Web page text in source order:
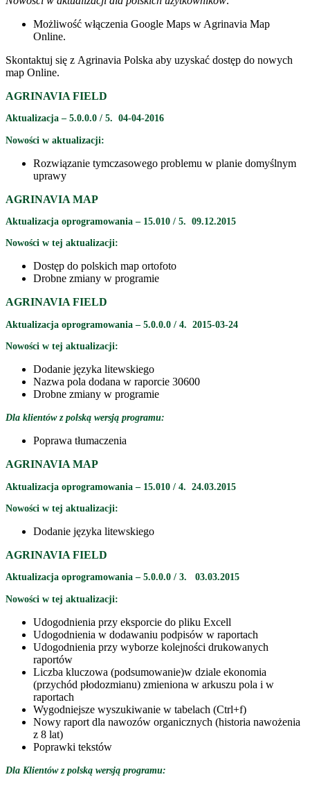
Możliwość włączenia Google Maps w Agrinavia Map
Online.
Skontaktuj się z Agrinavia Polska aby uzyskać dostęp do nowych
map Online.
AGRINAVIA FIELD
Aktualizacja – 5.0.0.0 / 5. 04-04-2016
Nowości w aktualizacji:
Rozwiązanie tymczasowego problemu w planie domyślnym
uprawy
AGRINAVIA MAP
Aktualizacja oprogramowania – 15.010 / 5. 09.12.2015
Nowości w tej aktualizacji:
Dostęp do polskich map ortofoto
Drobne zmiany w programie
AGRINAVIA FIELD
Aktualizacja oprogramowania – 5.0.0.0 / 4. 2015-03-24
Nowości w tej aktualizacji:
Dodanie języka litewskiego
Nazwa pola dodana w raporcie 30600
Drobne zmiany w programie
Dla klientów z polską wersją programu:
Poprawa tłumaczenia
AGRINAVIA MAP
Aktualizacja oprogramowania – 15.010 / 4. 24.03.2015
Nowości w tej aktualizacji:
Dodanie języka litewskiego
AGRINAVIA FIELD
Aktualizacja oprogramowania – 5.0.0.0 / 3. 03.03.2015
Nowości w tej aktualizacji:
Udogodnienia przy eksporcie do pliku Excell
Udogodnienia w dodawaniu podpisów w raportach
Udogodnienia przy wyborze kolejności drukowanych
raportów
Liczba kluczowa (podsumowanie)w dziale ekonomia
(przychód płodozmianu) zmieniona w arkuszu pola i w
raportach
Wygodniejsze wyszukiwanie w tabelach (Ctrl+f)
Nowy raport dla nawozów organicznych (historia nawożenia
z 8 lat)
Poprawki tekstów
Dla Klientów z polską wersją programu: